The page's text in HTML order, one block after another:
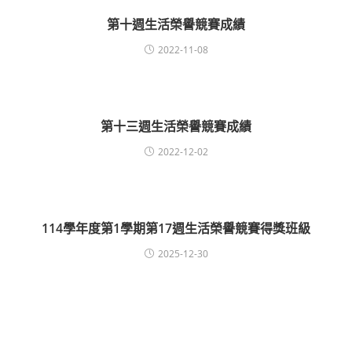
第十週生活榮譽競賽成績
2022-11-08
第十三週生活榮譽競賽成績
2022-12-02
114學年度第1學期第17週生活榮譽競賽得獎班級
2025-12-30